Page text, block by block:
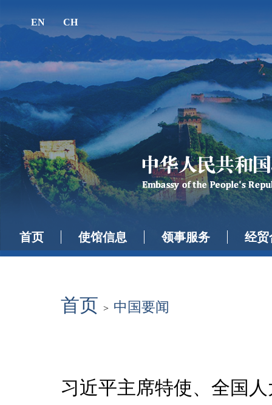
EN CH
首页 使馆信息 领事服务 经贸
首页 > 中国要闻
习近平主席特使、全国